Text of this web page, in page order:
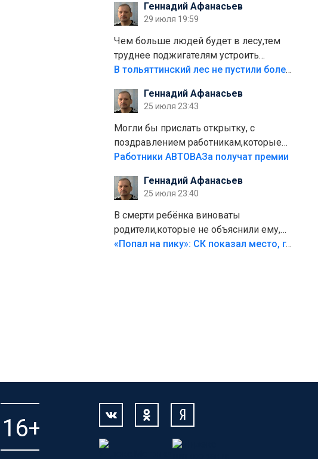
плитки не хватило,т.к.осенью и зимой
лежала в парке и испортилась.Да
еще,видимо,часть украли.
Геннадий Афанасьев
29 июля 19:59
Чем больше людей будет в лесу,тем
труднее поджигателям устроить
пожар.Тех кто разводит костры,тех
полно стоит,почему водители всё
равно едут в лес? Штрафы мизерные.
В тольяттинский лес не пустили более тысячи автомобилей
Геннадий Афанасьев
25 июля 23:43
Могли бы прислать открытку, с
поздравлением работникам,которые
больше сорока лет отработали на
Работники АВТОВАЗа получат премии
Геннадий Афанасьев
25 июля 23:40
В смерти ребёнка виноваты
родители,которые не объяснили ему,
что такое хорошо и что такое плохо!
«Попал на пику»: СК показал место, где был смертельно травмирован ребенок в Тольятти